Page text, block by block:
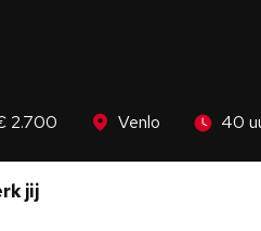
2.700 Venlo 40
jij